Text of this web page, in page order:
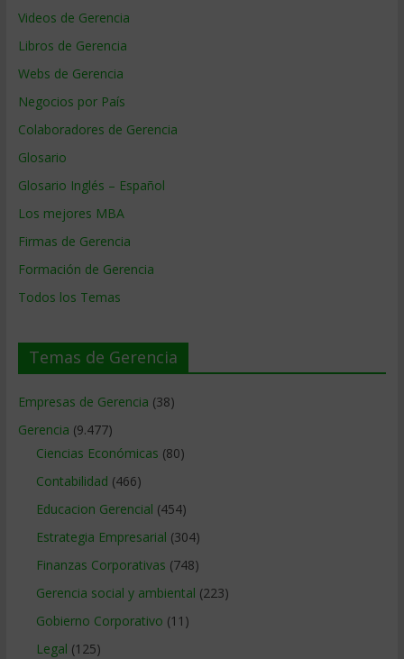
Videos de Gerencia
Libros de Gerencia
Webs de Gerencia
Negocios por País
Colaboradores de Gerencia
Glosario
Glosario Inglés – Español
Los mejores MBA
Firmas de Gerencia
Formación de Gerencia
Todos los Temas
Temas de Gerencia
Empresas de Gerencia (38)
Gerencia (9.477)
Ciencias Económicas (80)
Contabilidad (466)
Educacion Gerencial (454)
Estrategia Empresarial (304)
Finanzas Corporativas (748)
Gerencia social y ambiental (223)
Gobierno Corporativo (11)
Legal (125)